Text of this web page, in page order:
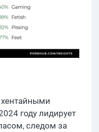
хентайными
году лидирует
следом за